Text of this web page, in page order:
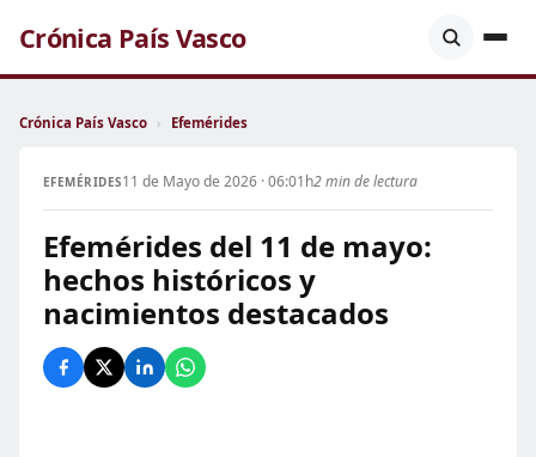
Crónica País Vasco
Crónica País Vasco › Efemérides
EFEMÉRIDES11 de Mayo de 2026 · 06:01h2 min de lectura
Efemérides del 11 de mayo:
hechos históricos y
nacimientos destacados